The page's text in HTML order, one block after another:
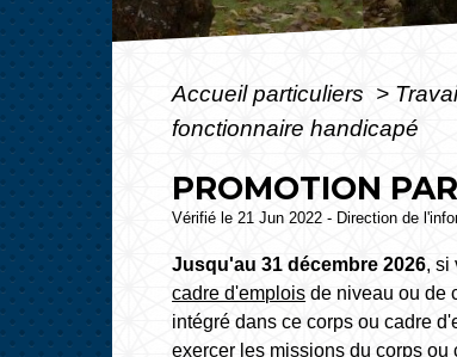
Accueil particuliers >
fonctionnaire handicapé
PROMOTION
Vérifié le 21 Jun 2022 - Direction de
Jusqu'au 31 décembre 2026, si
cadre d'emplois de niveau ou de
intégré dans ce corps ou cadre
exercer les missions du corps